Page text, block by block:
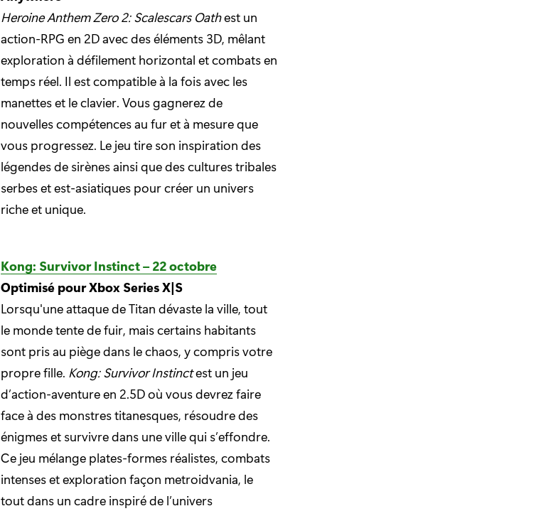
Heroine Anthem Zero 2: Scalescars Oathest un
action-RPG en 2D avec des éléments 3D, mêlant
exploration à défilement horizontal et combats en
temps réel. Il est compatible à la fois avec les
manettes et le clavier. Vous gagnerez de
nouvelles compétences au fur et à mesure que
vous progressez. Le jeu tire son inspiration des
légendes de sirènes ainsi que des cultures tribales
serbes et est-asiatiques pour créer un univers
riche et unique.
Kong: Survivor Instinct – 22 octobre
Optimisé pour Xbox Series X|S
Lorsqu'une attaque de Titan dévaste la ville, tout
le monde tente de fuir, mais certains habitants
sont pris au piège dans le chaos, y compris votre
propre fille. Kong: Survivor Instinctest un jeu
d’action-aventure en 2.5D où vous devrez faire
face à des monstres titanesques, résoudre des
énigmes et survivre dans une ville qui s’effondre.
Ce jeu mélange plates-formes réalistes, combats
intenses et exploration façon metroidvania, le
tout dans un cadre inspiré de l’univers